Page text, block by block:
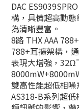
DAC
構，具備超高動
為清晰豐富。
8路 THX AAA
788+耳擴架構，
表現大增強，32Ω
雙高性能超低相噪
AS318-B系列超